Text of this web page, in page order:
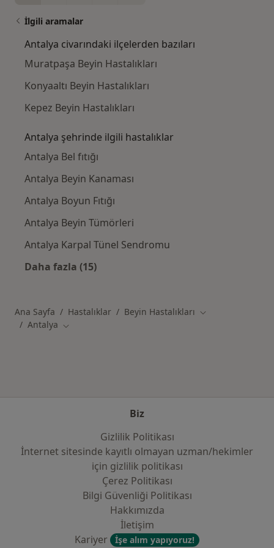
İlgili aramalar
Antalya civarındaki ilçelerden bazıları
Muratpaşa Beyin Hastalıkları
Konyaaltı Beyin Hastalıkları
Kepez Beyin Hastalıkları
Antalya şehrinde ilgili hastalıklar
Antalya Bel fıtığı
Antalya Beyin Kanaması
Antalya Boyun Fıtığı
Antalya Beyin Tümörleri
Antalya Karpal Tünel Sendromu
Daha fazla (15)
Ana Sayfa Hastalıklar Beyin Hastalıkları Şehir değiştir
Antalya Şehir değiştir
Biz
Gizlilik Politikası
İnternet sitesinde kayıtlı olmayan uzman/hekimler
i̇çin gizlilik politikası
Çerez Politikası
Bilgi Güvenliği Politikası
Hakkımızda
İletişim
Kariyer
İşe alım yapıyoruz!